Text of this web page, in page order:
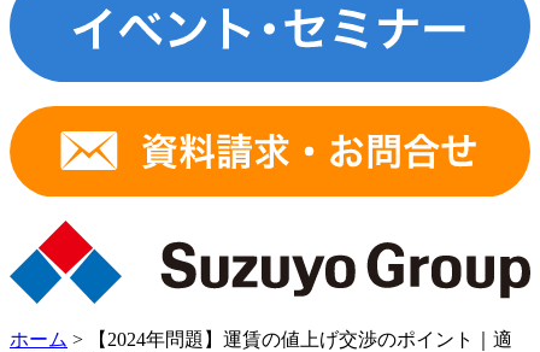
ホーム >
【2024年問題】運賃の値上げ交渉のポイント｜適